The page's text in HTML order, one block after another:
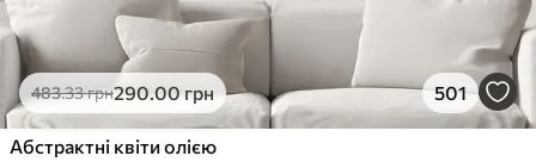
483.33грн290.00грн 501
Абстрактні квіти олією